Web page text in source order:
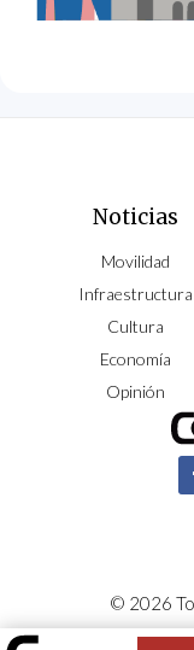
Noticias
Movilidad
Infraestructura
Cultura
Economía
Opinión
© 2026